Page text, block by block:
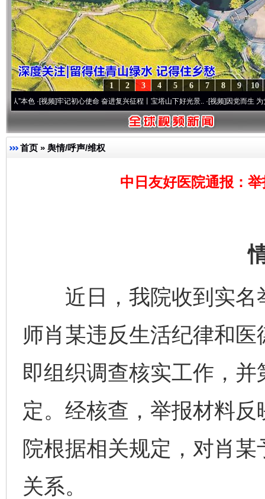
10
9
8
7
6
5
4
3
2
1
视频]牢记初心使命 奋进复兴征程丨宝塔山下好光景..·[视频]因党而生 为党而战——
首页 » 舆情/呼声/维权
中日友好医院通报：
近日，我院收到实名
师肖某违反生活纪律和
即组织调查核实工作，
定。经核查，举报材料
院根据相关规定，对肖
关系。